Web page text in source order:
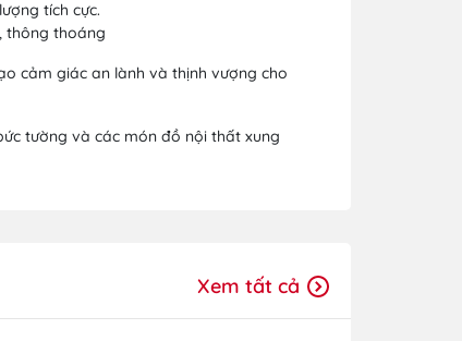
tích cực.
thông thoáng
cảm giác an lành và thịnh vượng cho
tường và các món đồ nội thất xung
Xem tất cả